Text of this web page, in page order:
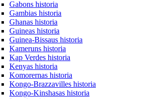
Gabons historia
Gambias historia
Ghanas historia
Guineas historia
Guinea-Bissaus historia
Kameruns historia
Kap Verdes historia
Kenyas historia
Komorernas historia
Kongo-Brazzavilles historia
Kongo-Kinshasas historia